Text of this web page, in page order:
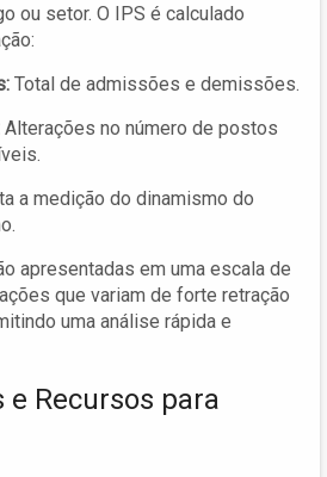
ou setor. O IPS é calculado
Total de admissões e demissões.
Alterações no número de postos
a medição do dinamismo do
apresentadas em uma escala de
que variam de forte retração
uma análise rápida e
Recursos para